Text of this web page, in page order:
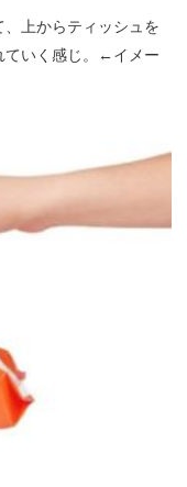
上からティッシュを
ていく感じ。←イメー